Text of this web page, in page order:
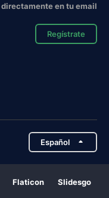
directamente en tu email
Regístrate
Español
Flaticon Slidesgo